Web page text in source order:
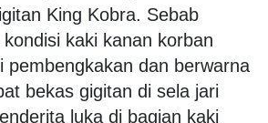
King Kobra. Sebab
kaki kanan korban
pembengkakan dan berwarna
bekas gigitan di sela jari
luka di bagian kaki